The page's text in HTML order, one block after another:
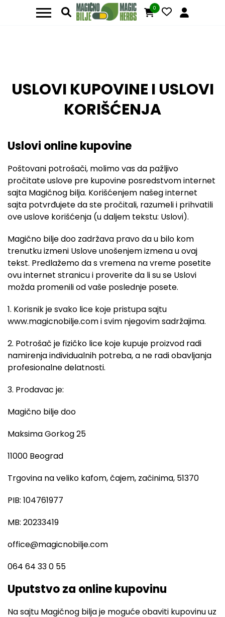
0
USLOVI KUPOVINE I USLOVI
KORIŠĆENJA
Uslovi online kupovine
Poštovani potrošači, molimo vas da pažljivo
pročitate uslove pre kupovine posredstvom internet
sajta Magičnog bilja. Korišćenjem našeg internet
sajta potvrđujete da ste pročitali, razumeli i prihvatili
ove uslove korišćenja (u daljem tekstu: Uslovi).
Magično bilje doo zadržava pravo da u bilo kom
trenutku izmeni Uslove unošenjem izmena u ovaj
tekst. Predlažemo da s vremena na vreme posetite
ovu internet stranicu i proverite da li su se Uslovi
možda promenili od vaše poslednje posete.
1. Korisnik je svako lice koje pristupa sajtu
www.magicnobilje.com i svim njegovim sadržajima.
2. Potrošač je fizičko lice koje kupuje proizvod radi
namirenja individualnih potreba, a ne radi obavljanja
profesionalne delatnosti.
3. Prodavac je:
Magično bilje doo
Maksima Gorkog 25
11000 Beograd
Trgovina na veliko kafom, čajem, začinima, 51370
PIB: 104761977
MB: 20233419
office@magicnobilje.com
064 64 33 0 55
Uputstvo za online kupovinu
Na sajtu Magičnog bilja je moguće obaviti kupovinu uz